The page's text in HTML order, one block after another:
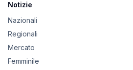
Notizie
Nazionali
Regionali
Mercato
Femminile